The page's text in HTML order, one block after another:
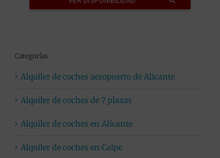
Categorías
Alquiler de coches aeropuerto de Alicante
Alquiler de coches de 7 plazas
Alquiler de coches en Alicante
Alquiler de coches en Calpe